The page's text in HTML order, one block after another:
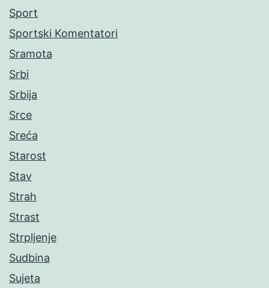
Sport
Sportski Komentatori
Sramota
Srbi
Srbija
Srce
Sreća
Starost
Stav
Strah
Strast
Strpljenje
Sudbina
Sujeta